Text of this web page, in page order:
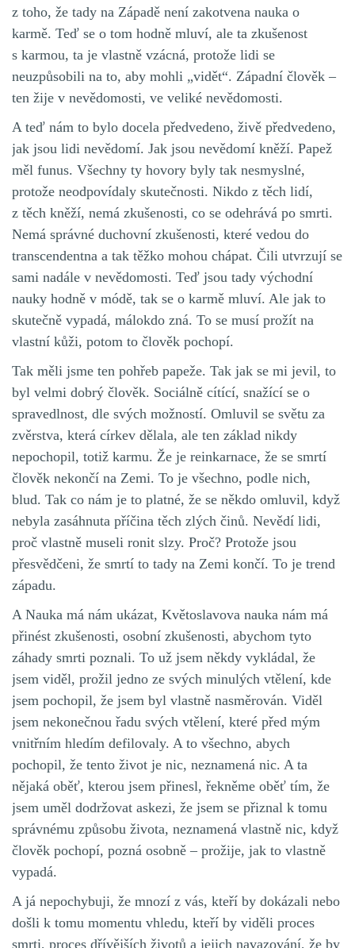
z toho, že tady na Západě není zakotvena nauka o
karmě. Teď se o tom hodně mluví, ale ta zkušenost
s karmou, ta je vlastně vzácná, protože lidi se
neuzpůsobili na to, aby mohli „vidět“. Západní člověk –
ten žije v nevědomosti, ve veliké nevědomosti.
A teď nám to bylo docela předvedeno, živě předvedeno,
jak jsou lidi nevědomí. Jak jsou nevědomí kněží. Papež
měl funus. Všechny ty hovory byly tak nesmyslné,
protože neodpovídaly skutečnosti. Nikdo z těch lidí,
z těch kněží, nemá zkušenosti, co se odehrává po smrti.
Nemá správné duchovní zkušenosti, které vedou do
transcendentna a tak těžko mohou chápat. Čili utvrzují se
sami nadále v nevědomosti. Teď jsou tady východní
nauky hodně v módě, tak se o karmě mluví. Ale jak to
skutečně vypadá, málokdo zná. To se musí prožít na
vlastní kůži, potom to člověk pochopí.
Tak měli jsme ten pohřeb papeže. Tak jak se mi jevil, to
byl velmi dobrý člověk. Sociálně cítící, snažící se o
spravedlnost, dle svých možností. Omluvil se světu za
zvěrstva, která církev dělala, ale ten základ nikdy
nepochopil, totiž karmu. Že je reinkarnace, že se smrtí
člověk nekončí na Zemi. To je všechno, podle nich,
blud. Tak co nám je to platné, že se někdo omluvil, když
nebyla zasáhnuta příčina těch zlých činů. Nevědí lidi,
proč vlastně museli ronit slzy. Proč? Protože jsou
přesvědčeni, že smrtí to tady na Zemi končí. To je trend
západu.
A Nauka má nám ukázat, Květoslavova nauka nám má
přinést zkušenosti, osobní zkušenosti, abychom tyto
záhady smrti poznali. To už jsem někdy vykládal, že
jsem viděl, prožil jedno ze svých minulých vtělení, kde
jsem pochopil, že jsem byl vlastně nasměrován. Viděl
jsem nekonečnou řadu svých vtělení, které před mým
vnitřním hledím defilovaly. A to všechno, abych
pochopil, že tento život je nic, neznamená nic. A ta
nějaká oběť, kterou jsem přinesl, řekněme oběť tím, že
jsem uměl dodržovat askezi, že jsem se přiznal k tomu
správnému způsobu života, neznamená vlastně nic, když
člověk pochopí, pozná osobně – prožije, jak to vlastně
vypadá.
A já nepochybuji, že mnozí z vás, kteří by dokázali nebo
došli k tomu momentu vhledu, kteří by viděli proces
smrti, proces dřívějších životů a jejich navazování, že by